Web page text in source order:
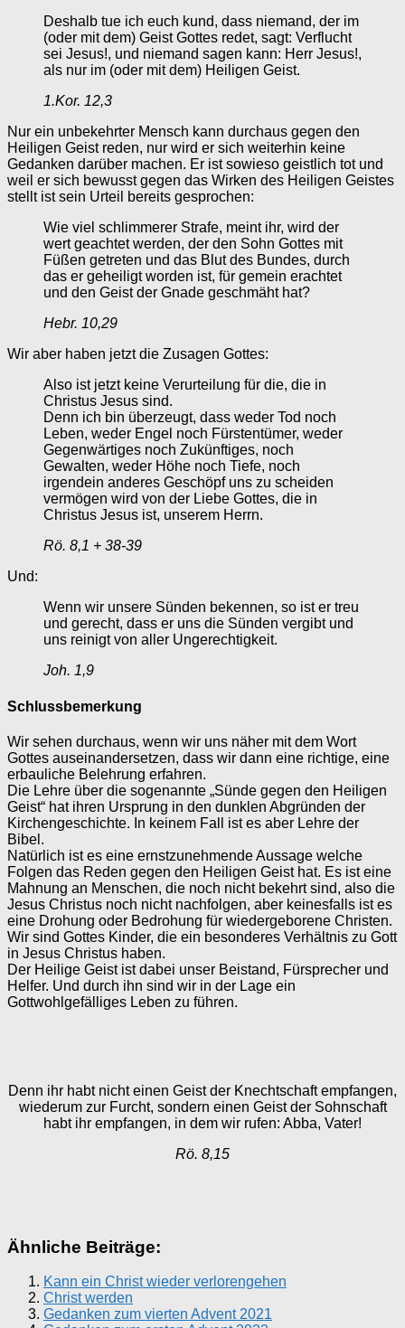
Deshalb tue ich euch kund, dass niemand, der im
(oder mit dem) Geist Gottes redet, sagt: Verflucht
sei Jesus!, und niemand sagen kann: Herr Jesus!,
als nur im (oder mit dem) Heiligen Geist.
1.Kor. 12,3
Nur ein unbekehrter Mensch kann durchaus gegen den
Heiligen Geist reden, nur wird er sich weiterhin keine
Gedanken darüber machen. Er ist sowieso geistlich tot und
weil er sich bewusst gegen das Wirken des Heiligen Geistes
stellt ist sein Urteil bereits gesprochen:
Wie viel schlimmerer Strafe, meint ihr, wird der
wert geachtet werden, der den Sohn Gottes mit
Füßen getreten und das Blut des Bundes, durch
das er geheiligt worden ist, für gemein erachtet
und den Geist der Gnade geschmäht hat?
Hebr. 10,29
Wir aber haben jetzt die Zusagen Gottes:
Also ist jetzt keine Verurteilung für die, die in
Christus Jesus sind.
Denn ich bin überzeugt, dass weder Tod noch
Leben, weder Engel noch Fürstentümer, weder
Gegenwärtiges noch Zukünftiges, noch
Gewalten, weder Höhe noch Tiefe, noch
irgendein anderes Geschöpf uns zu scheiden
vermögen wird von der Liebe Gottes, die in
Christus Jesus ist, unserem Herrn.
Rö. 8,1 + 38-39
Und:
Wenn wir unsere Sünden bekennen, so ist er treu
und gerecht, dass er uns die Sünden vergibt und
uns reinigt von aller Ungerechtigkeit.
Joh. 1,9
Schlussbemerkung
Wir sehen durchaus, wenn wir uns näher mit dem Wort
Gottes auseinandersetzen, dass wir dann eine richtige, eine
erbauliche Belehrung erfahren.
Die Lehre über die sogenannte „Sünde gegen den Heiligen
Geist“ hat ihren Ursprung in den dunklen Abgründen der
Kirchengeschichte. In keinem Fall ist es aber Lehre der
Bibel.
Natürlich ist es eine ernstzunehmende Aussage welche
Folgen das Reden gegen den Heiligen Geist hat. Es ist eine
Mahnung an Menschen, die noch nicht bekehrt sind, also die
Jesus Christus noch nicht nachfolgen, aber keinesfalls ist es
eine Drohung oder Bedrohung für wiedergeborene Christen.
Wir sind Gottes Kinder, die ein besonderes Verhältnis zu Gott
in Jesus Christus haben.
Der Heilige Geist ist dabei unser Beistand, Fürsprecher und
Helfer. Und durch ihn sind wir in der Lage ein
Gottwohlgefälliges Leben zu führen.
Denn ihr habt nicht einen Geist der Knechtschaft empfangen,
wiederum zur Furcht, sondern einen Geist der Sohnschaft
habt ihr empfangen, in dem wir rufen: Abba, Vater!
Rö. 8,15
Ähnliche Beiträge:
Kann ein Christ wieder verlorengehen
Christ werden
Gedanken zum vierten Advent 2021